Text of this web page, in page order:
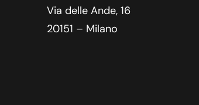
Via delle Ande, 16
20151 – Milano